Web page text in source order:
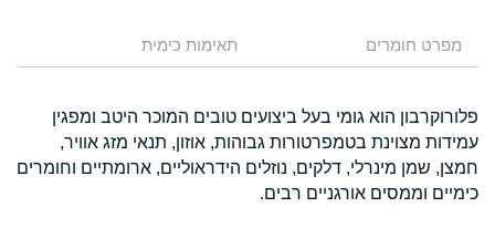
מפרט חומרים תאימות כימית
פלורוקרבון הוא גומי בעל ביצועים טובים המוכר היטב ומפגין
עמידות מצוינת בטמפרטורות גבוהות, אוזון, תנאי מזג אוויר,
חמצן, שמן מינרלי, דלקים, נוזלים הידראוליים, ארומתיים וחומרים
כימיים וממסים אורגניים רבים.